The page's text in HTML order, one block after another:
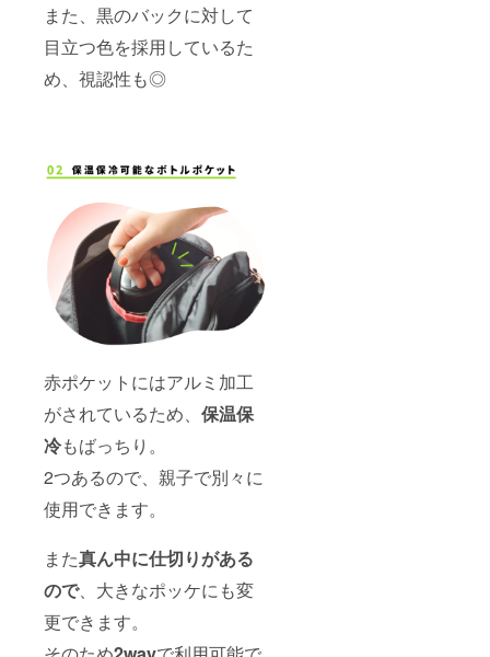
また、黒のバックに対して
目立つ色を採用しているた
め、視認性も◎
赤ポケットにはアルミ加工
がされているため、 保温保
冷もばっちり。
2つあるので、親子で別々に
使用できます。
また真ん中に仕切りがある
ので、大きなポッケにも変
更できます。